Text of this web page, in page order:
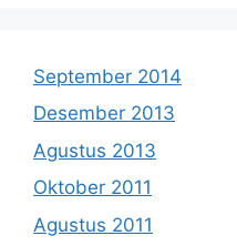
September 2014
Desember 2013
Agustus 2013
Oktober 2011
Agustus 2011